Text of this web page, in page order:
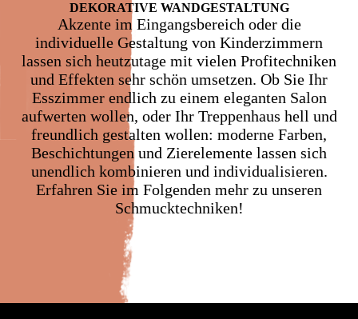
DEKO­RATIVE WAND­GESTALTUNG
Akzente im Eingangsbereich oder die
individuelle Gestaltung von Kinderzimmern
lassen sich heutzutage mit vielen Profitechniken
und Effekten sehr schön umsetzen. Ob Sie Ihr
Esszimmer endlich zu einem eleganten Salon
aufwerten wollen, oder Ihr Treppenhaus hell und
freundlich gestalten wollen: moderne Farben,
Beschichtungen und Zierelemente lassen sich
unendlich kombinieren und individualisieren.
Erfahren Sie im Folgenden mehr zu unseren
Schmucktechniken!